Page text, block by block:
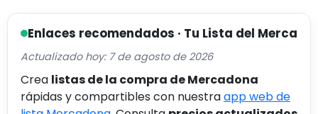
Enlaces recomendados · Tu Lista del Merca
Actualizado hoy: 7 de agosto de 2026
Crea listas de la compra de Mercadona
rápidas y compartibles con nuestraapp web de